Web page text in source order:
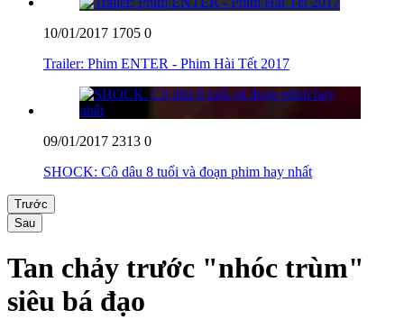
10/01/2017 1705 0
Trailer: Phim ENTER - Phim Hài Tết 2017
09/01/2017 2313 0
SHOCK: Cô dâu 8 tuổi và đoạn phim hay nhất
Trước
Sau
Tan chảy trước "nhóc trùm"
siêu bá đạo